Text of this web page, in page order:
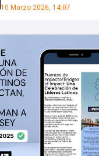
10 Marzo 2026, 14:07